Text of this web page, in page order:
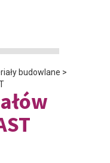
budowlane >